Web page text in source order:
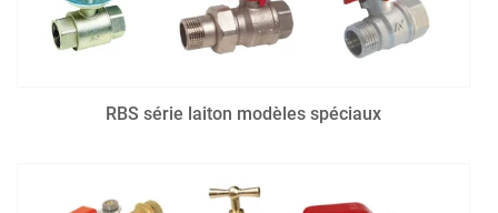
RBS série laiton modèles spéciaux